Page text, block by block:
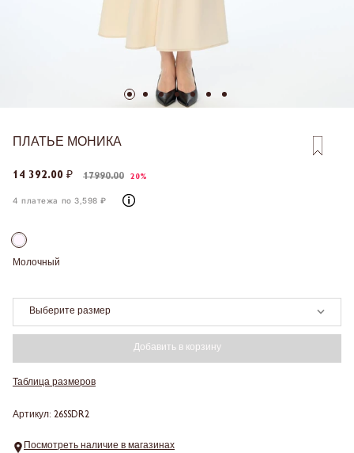
ПЛАТЬЕ МОНИКА
14 392.00 ₽ 17990.00 20%
4 платежа по 3,598 ₽
Молочный
Выберите размер
Добавить в корзину
Таблица размеров
Артикул: 26SSDR2
Посмотреть наличие в магазинах